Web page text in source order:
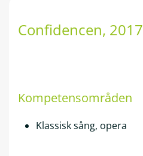
Confidencen, 2017
Kompetensområden
Klassisk sång, opera